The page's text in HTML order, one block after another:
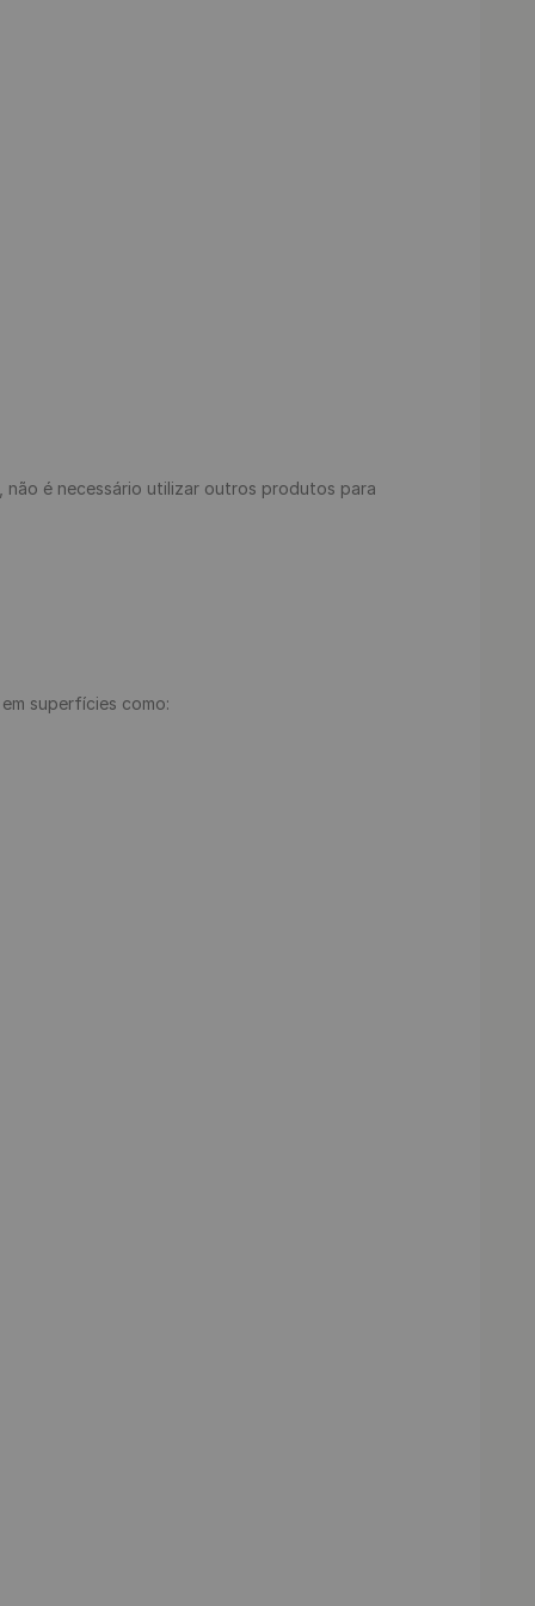
não é necessário utilizar outros produtos para
superfícies como: